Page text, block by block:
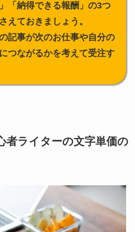
「納得できる報酬」の3つ
えておきましょう。
の記事が次のお仕事や自分の
つながるかを考えて受注す
者ライターの文字単価の